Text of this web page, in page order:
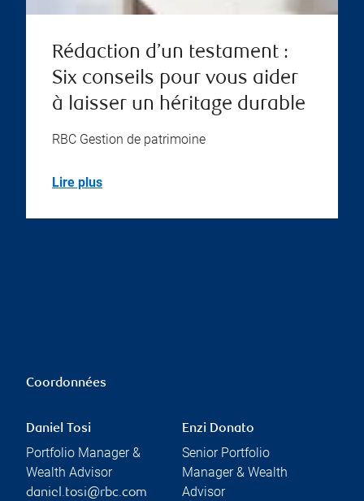
Rédaction d’un testament :
Six conseils pour vous aider
à laisser un héritage durable
RBC Gestion de patrimoine
Lire plus
Coordonnées
Daniel Tosi
Portfolio Manager &
Wealth Advisor
daniel.tosi@rbc.com
Enzi Donato
Senior Portfolio
Manager & Wealth
Advisor